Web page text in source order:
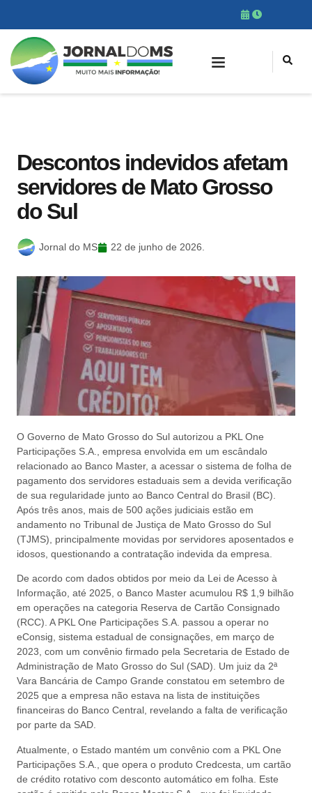
Descontos indevidos afetam
servidores de Mato Grosso
do Sul
Jornal do MS 22 de junho de 2026.
O Governo de Mato Grosso do Sul autorizou a PKL One
Participações S.A., empresa envolvida em um escândalo
relacionado ao Banco Master, a acessar o sistema de folha de
pagamento dos servidores estaduais sem a devida verificação
de sua regularidade junto ao Banco Central do Brasil (BC).
Após três anos, mais de 500 ações judiciais estão em
andamento no Tribunal de Justiça de Mato Grosso do Sul
(TJMS), principalmente movidas por servidores aposentados e
idosos, questionando a contratação indevida da empresa.
De acordo com dados obtidos por meio da Lei de Acesso à
Informação, até 2025, o Banco Master acumulou R$ 1,9 bilhão
em operações na categoria Reserva de Cartão Consignado
(RCC). A PKL One Participações S.A. passou a operar no
eConsig, sistema estadual de consignações, em março de
2023, com um convênio firmado pela Secretaria de Estado de
Administração de Mato Grosso do Sul (SAD). Um juiz da 2ª
Vara Bancária de Campo Grande constatou em setembro de
2025 que a empresa não estava na lista de instituições
financeiras do Banco Central, revelando a falta de verificação
por parte da SAD.
Atualmente, o Estado mantém um convênio com a PKL One
Participações S.A., que opera o produto Credcesta, um cartão
de crédito rotativo com desconto automático em folha. Este